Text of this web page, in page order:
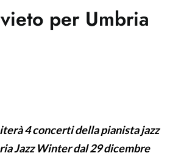
per Umbria
4 concerti della pianista jazz
Jazz Winter dal 29 dicembre